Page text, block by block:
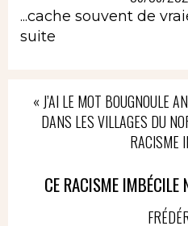
...cache souvent de
suite
« J’AI LE MOT BOUGNOULE
DANS LES VILLAGES DU
RACISME
CE RACISME IMBÉCILE